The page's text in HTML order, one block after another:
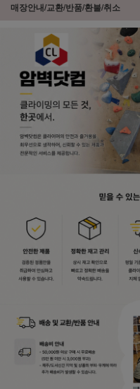
매장안내/교환/반품/환불/취소